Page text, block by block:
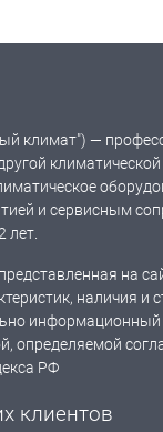
климат") —
и сервисным
лет.
на
наличия и
информационный
определяемой
РФ
клиентов